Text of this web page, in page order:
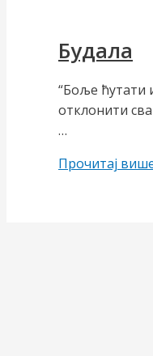
Будала
“Боље ћутати
отклонити
…
Будала
Прочитај